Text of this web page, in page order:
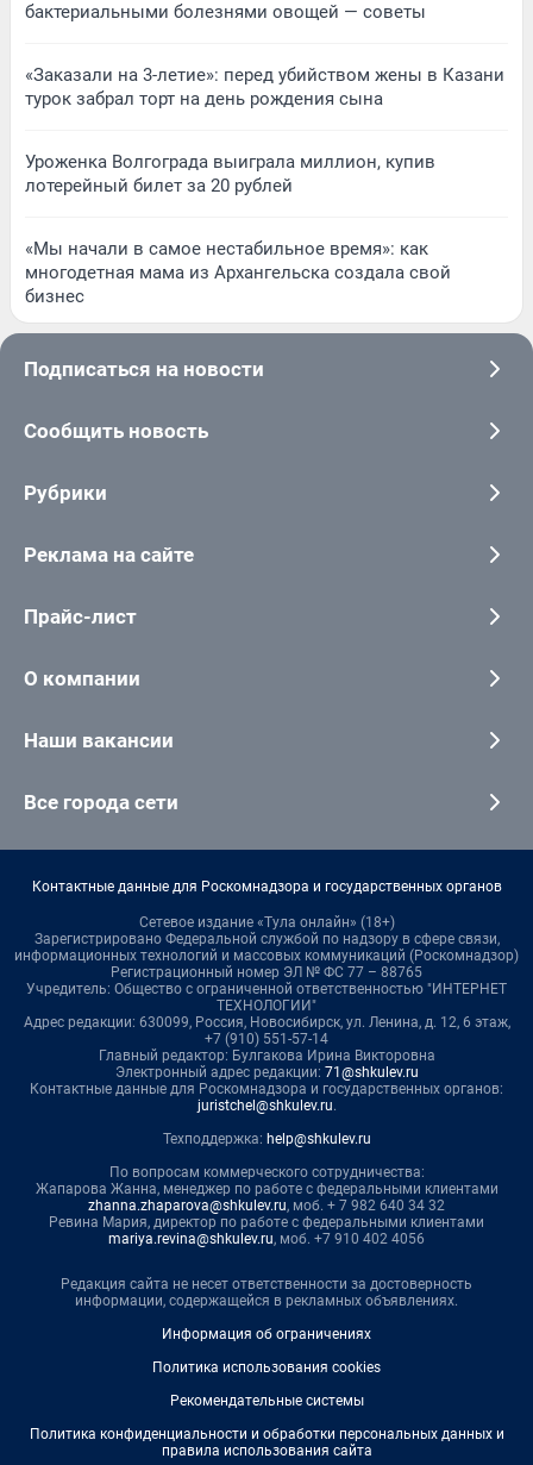
бактериальными болезнями овощей — советы
«Заказали на 3-летие»: перед убийством жены в Казани
турок забрал торт на день рождения сына
Уроженка Волгограда выиграла миллион, купив
лотерейный билет за 20 рублей
«Мы начали в самое нестабильное время»: как
многодетная мама из Архангельска создала свой
бизнес
Подписаться на новости
Сообщить новость
Рубрики
Реклама на сайте
Прайс-лист
О компании
Наши вакансии
Все города сети
Контактные данные для Роскомнадзора и государственных органов
Сетевое издание «Тула онлайн» (18+)
Зарегистрировано Федеральной службой по надзору в сфере связи,
информационных технологий и массовых коммуникаций (Роскомнадзор)
Регистрационный номер ЭЛ № ФС 77 – 88765
Учредитель: Общество с ограниченной ответственностью "ИНТЕРНЕТ
ТЕХНОЛОГИИ"
Адрес редакции: 630099, Россия, Новосибирск, ул. Ленина, д. 12, 6 этаж,
+7 (910) 551-57-14
Главный редактор: Булгакова Ирина Викторовна
Электронный адрес редакции: 71@shkulev.ru
Контактные данные для Роскомнадзора и государственных органов:
juristchel@shkulev.ru.
Техподдержка: help@shkulev.ru
По вопросам коммерческого сотрудничества:
Жапарова Жанна, менеджер по работе с федеральными клиентами
zhanna.zhaparova@shkulev.ru, моб. + 7 982 640 34 32
Ревина Мария, директор по работе с федеральными клиентами
mariya.revina@shkulev.ru, моб. +7 910 402 4056
Редакция сайта не несет ответственности за достоверность
информации, содержащейся в рекламных объявлениях.
Информация об ограничениях
Политика использования cookies
Рекомендательные системы
Политика конфиденциальности и обработки персональных данных и
правила использования сайта